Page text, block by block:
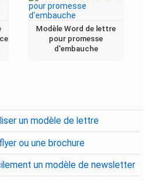
Modèle Word de lettre
pour promesse
d'embauche
un modèle de lettre
ou une brochure
un modèle de newsletter